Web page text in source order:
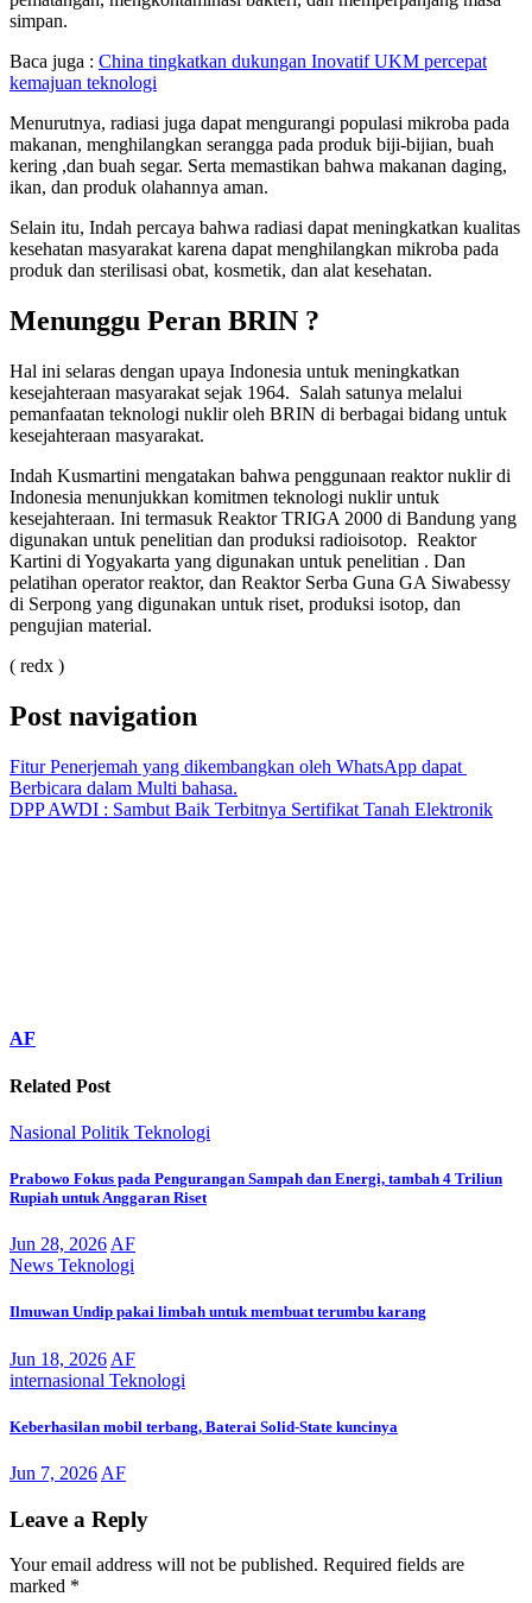
simpan.
Baca juga : China tingkatkan dukungan Inovatif UKM percepat
kemajuan teknologi
Menurutnya, radiasi juga dapat mengurangi populasi mikroba pada
makanan, menghilangkan serangga pada produk biji-bijian, buah
kering ,dan buah segar. Serta memastikan bahwa makanan daging,
ikan, dan produk olahannya aman.
Selain itu, Indah percaya bahwa radiasi dapat meningkatkan kualitas
kesehatan masyarakat karena dapat menghilangkan mikroba pada
produk dan sterilisasi obat, kosmetik, dan alat kesehatan.
Menunggu Peran BRIN ?
Hal ini selaras dengan upaya Indonesia untuk meningkatkan
kesejahteraan masyarakat sejak 1964. Salah satunya melalui
pemanfaatan teknologi nuklir oleh BRIN di berbagai bidang untuk
kesejahteraan masyarakat.
Indah Kusmartini mengatakan bahwa penggunaan reaktor nuklir di
Indonesia menunjukkan komitmen teknologi nuklir untuk
kesejahteraan. Ini termasuk Reaktor TRIGA 2000 di Bandung yang
digunakan untuk penelitian dan produksi radioisotop. Reaktor
Kartini di Yogyakarta yang digunakan untuk penelitian . Dan
pelatihan operator reaktor, dan Reaktor Serba Guna GA Siwabessy
di Serpong yang digunakan untuk riset, produksi isotop, dan
pengujian material.
( redx )
Post navigation
Fitur Penerjemah yang dikembangkan oleh WhatsApp dapat
Berbicara dalam Multi bahasa.
DPP AWDI : Sambut Baik Terbitnya Sertifikat Tanah Elektronik
AF
Related Post
Nasional Politik Teknologi
Prabowo Fokus pada Pengurangan Sampah dan Energi, tambah 4 Triliun
Rupiah untuk Anggaran Riset
Jun 28, 2026 AF
News Teknologi
Ilmuwan Undip pakai limbah untuk membuat terumbu karang
Jun 18, 2026 AF
internasional Teknologi
Keberhasilan mobil terbang, Baterai Solid-State kuncinya
Jun 7, 2026 AF
Leave a Reply
Your email address will not be published. Required fields are
marked *